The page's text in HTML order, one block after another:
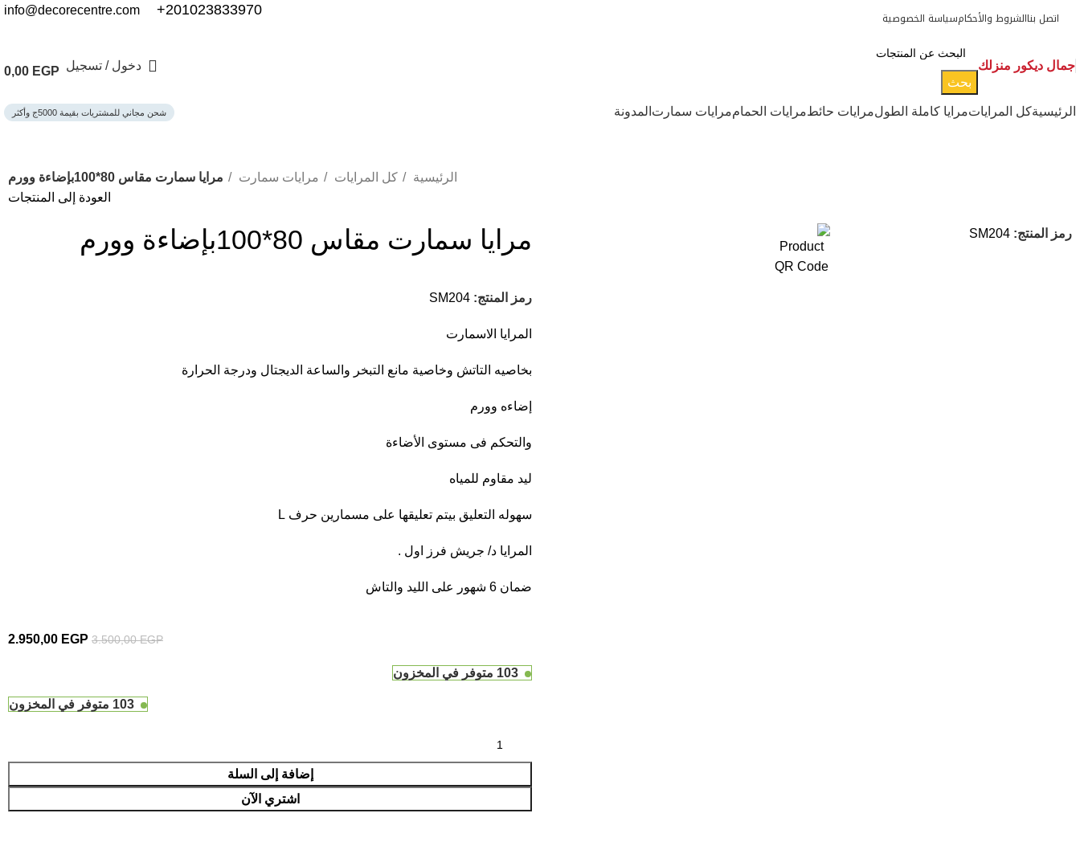
اتصل بناالشروط والأحكامسياسة الخصوصية 201023833970+
info@decorecentre.com
جمال ديكور منزلك
بحث
دخول / تسجيل 0,00 EGP
الرئيسيةكل المراياتمرايا كاملة الطولمرايات حائطمرايات الحماممرايات سمارت المدونة شحن مجاني للمشتريات بقيمة 5000ج وأكثر
الرئيسية كل المرايات مرايات سمارت
مرايا سمارت مقاس 80*100بإضاءة وورم
العودة إلى المنتجات
رمز المنتج:SM204 مرايا سمارت مقاس 80*100بإضاءة وورم
رمز المنتج: SM204
المرايا الاسمارت
بخاصيه التاتش وخاصية مانع التبخر والساعة الديجتال ودرجة الحرارة
إضاءه وورم
والتحكم فى مستوى الأضاءة
ليد مقاوم للمياه
سهوله التعليق بيتم تعليقها على مسمارين حرف L
المرايا د/ جريش فرز اول .
ضمان 6 شهور على الليد والتاش
3.500,00EGP
2.950,00 EGP
103 متوفر في المخزون
103 متوفر في المخزون
إضافة إلى السلة
اشتري الآن